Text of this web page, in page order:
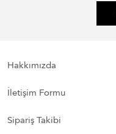
Hakkımızda
İletişim Formu
Sipariş Takibi